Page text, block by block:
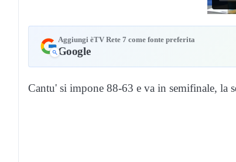
Aggiungi èTV Rete 7 come fonte preferita
Google
Cantu' si impone 88-63 e va in semifinale, la